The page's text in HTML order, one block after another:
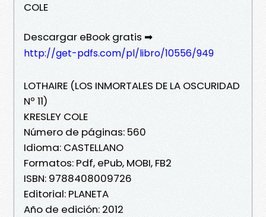
COLE
Descargar eBook gratis ➡
http://get-pdfs.com/pl/libro/10556/949
LOTHAIRE (LOS INMORTALES DE LA OSCURIDAD
Nº 11)
KRESLEY COLE
Número de páginas: 560
Idioma: CASTELLANO
Formatos: Pdf, ePub, MOBI, FB2
ISBN: 9788408009726
Editorial: PLANETA
Año de edición: 2012